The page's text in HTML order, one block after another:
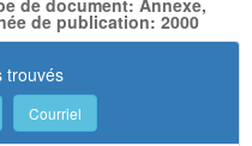
de document: Annexe,
de publication: 2000
trouvés
Courriel